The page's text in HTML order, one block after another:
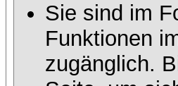
Sie sind im
Funktionen
zugänglich.